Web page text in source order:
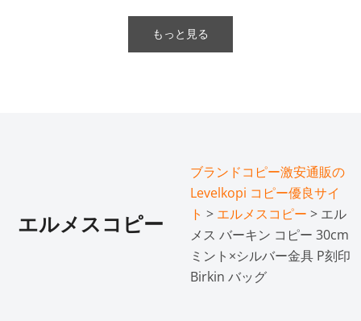
もっと見る
エルメスコピー
ブランドコピー激安通販の
Levelkopi コピー優良サイ
ト > エルメスコピー > エル
メス バーキン コピー 30cm
ミント×シルバー金具 P刻印
Birkin バッグ